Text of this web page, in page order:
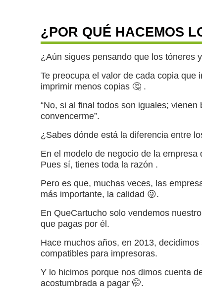
¿POR QUÉ HACEMOS
¿Aún sigues pensando que los tóneres
Te preocupa el valor de cada copia
imprimir menos copias 🤔 .
“No, si al final todos son iguales;
convencerme”.
¿Sabes dónde está la diferencia entre
En el modelo de negocio de la
Pues sí, tienes toda la razón .
Pero es que, muchas veces, las
más importante, la calidad 😜.
En QueCartucho solo vendemos
que pagas por él.
Hace muchos años, en 2013,
compatibles para impresoras.
Y lo hicimos porque nos dimos cuenta
acostumbrada a pagar 🤭.